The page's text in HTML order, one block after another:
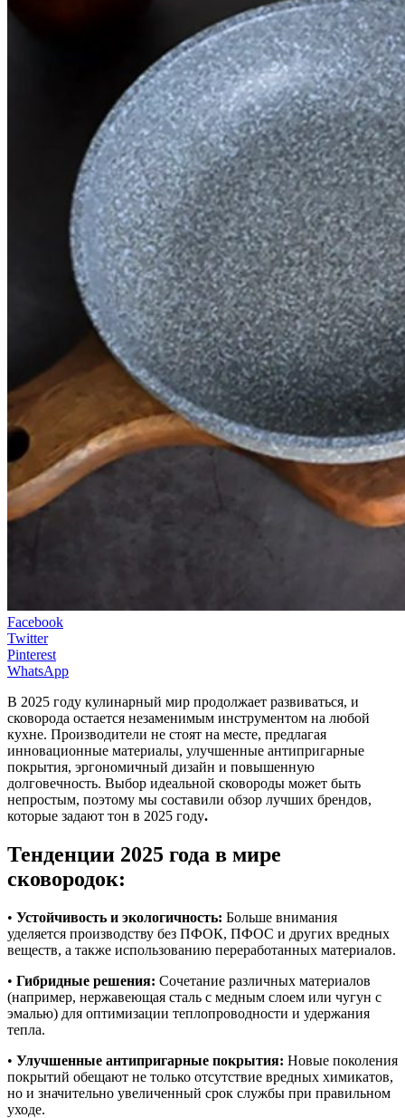
Facebook
Twitter
Pinterest
WhatsApp
В 2025 году кулинарный мир продолжает развиваться, и
сковорода остается незаменимым инструментом на любой
кухне. Производители не стоят на месте, предлагая
инновационные материалы, улучшенные антипригарные
покрытия, эргономичный дизайн и повышенную
долговечность. Выбор идеальной сковороды может быть
непростым, поэтому мы составили обзор лучших брендов,
которые задают тон в 2025 году.
Тенденции 2025 года в мире
сковородок:
• Устойчивость и экологичность: Больше внимания
уделяется производству без ПФОК, ПФОС и других вредных
веществ, а также использованию переработанных материалов.
• Гибридные решения: Сочетание различных материалов
(например, нержавеющая сталь с медным слоем или чугун с
эмалью) для оптимизации теплопроводности и удержания
тепла.
• Улучшенные антипригарные покрытия: Новые поколения
покрытий обещают не только отсутствие вредных химикатов,
но и значительно увеличенный срок службы при правильном
уходе.